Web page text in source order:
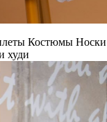
Костюмы Носки
худи